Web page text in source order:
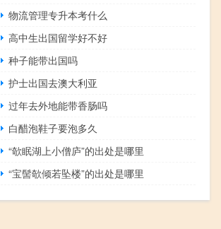
物流管理专升本考什么
高中生出国留学好不好
种子能带出国吗
护士出国去澳大利亚
过年去外地能带香肠吗
白醋泡鞋子要泡多久
“欹眠湖上小僧庐”的出处是哪里
“宝髻欹倾若坠楼”的出处是哪里